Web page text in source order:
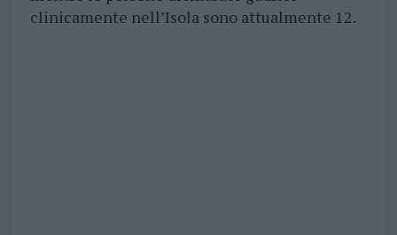
clinicamente nell’Isola sono attualmente 12.